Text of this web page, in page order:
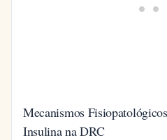
Mecanismos
Insulina na DRC